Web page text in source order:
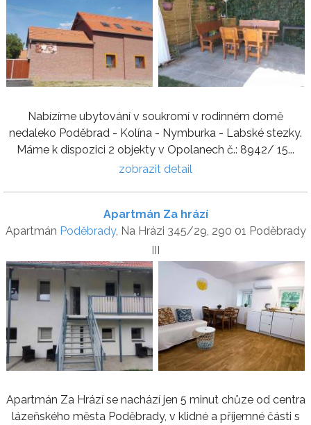
Nabízíme ubytování v soukromí v rodinném domě
nedaleko Poděbrad - Kolína - Nymburka - Labské stezky.
Máme k dispozici 2 objekty v Opolanech č.: 8942/ 15...
zobrazit detail
Apartmán Za hrází
Apartmán Poděbrady, Na Hrázi 345/29, 290 01 Poděbrady
III
Apartmán Za Hrází se nachází jen 5 minut chůze od centra
lázeňského města Poděbrady, v klidné a příjemné části s